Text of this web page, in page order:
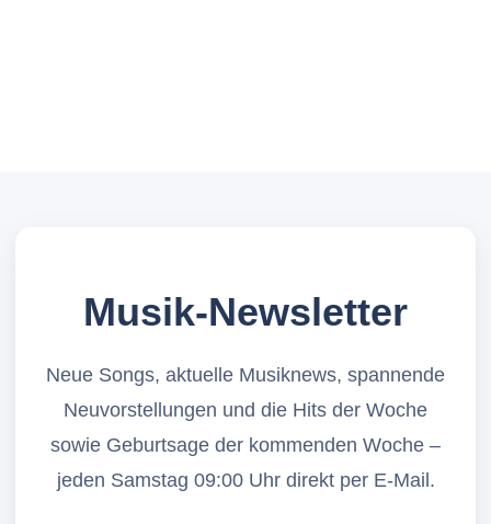
Musik-Newsletter
Neue Songs, aktuelle Musiknews, spannende
Neuvorstellungen und die Hits der Woche
sowie Geburtsage der kommenden Woche –
jeden Samstag 09:00 Uhr direkt per E-Mail.